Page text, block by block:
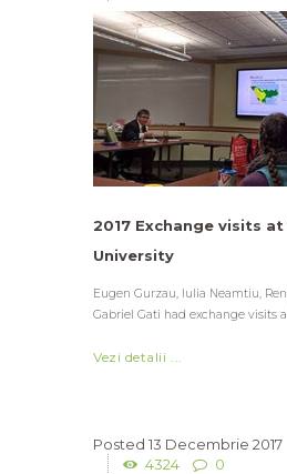
2017 Exchange visits at
University
Eugen Gurzau, Iulia Neamtiu,
Gabriel Gati had exchange visits
Vezi detalii ...
13 Decembrie 2017
4324
0